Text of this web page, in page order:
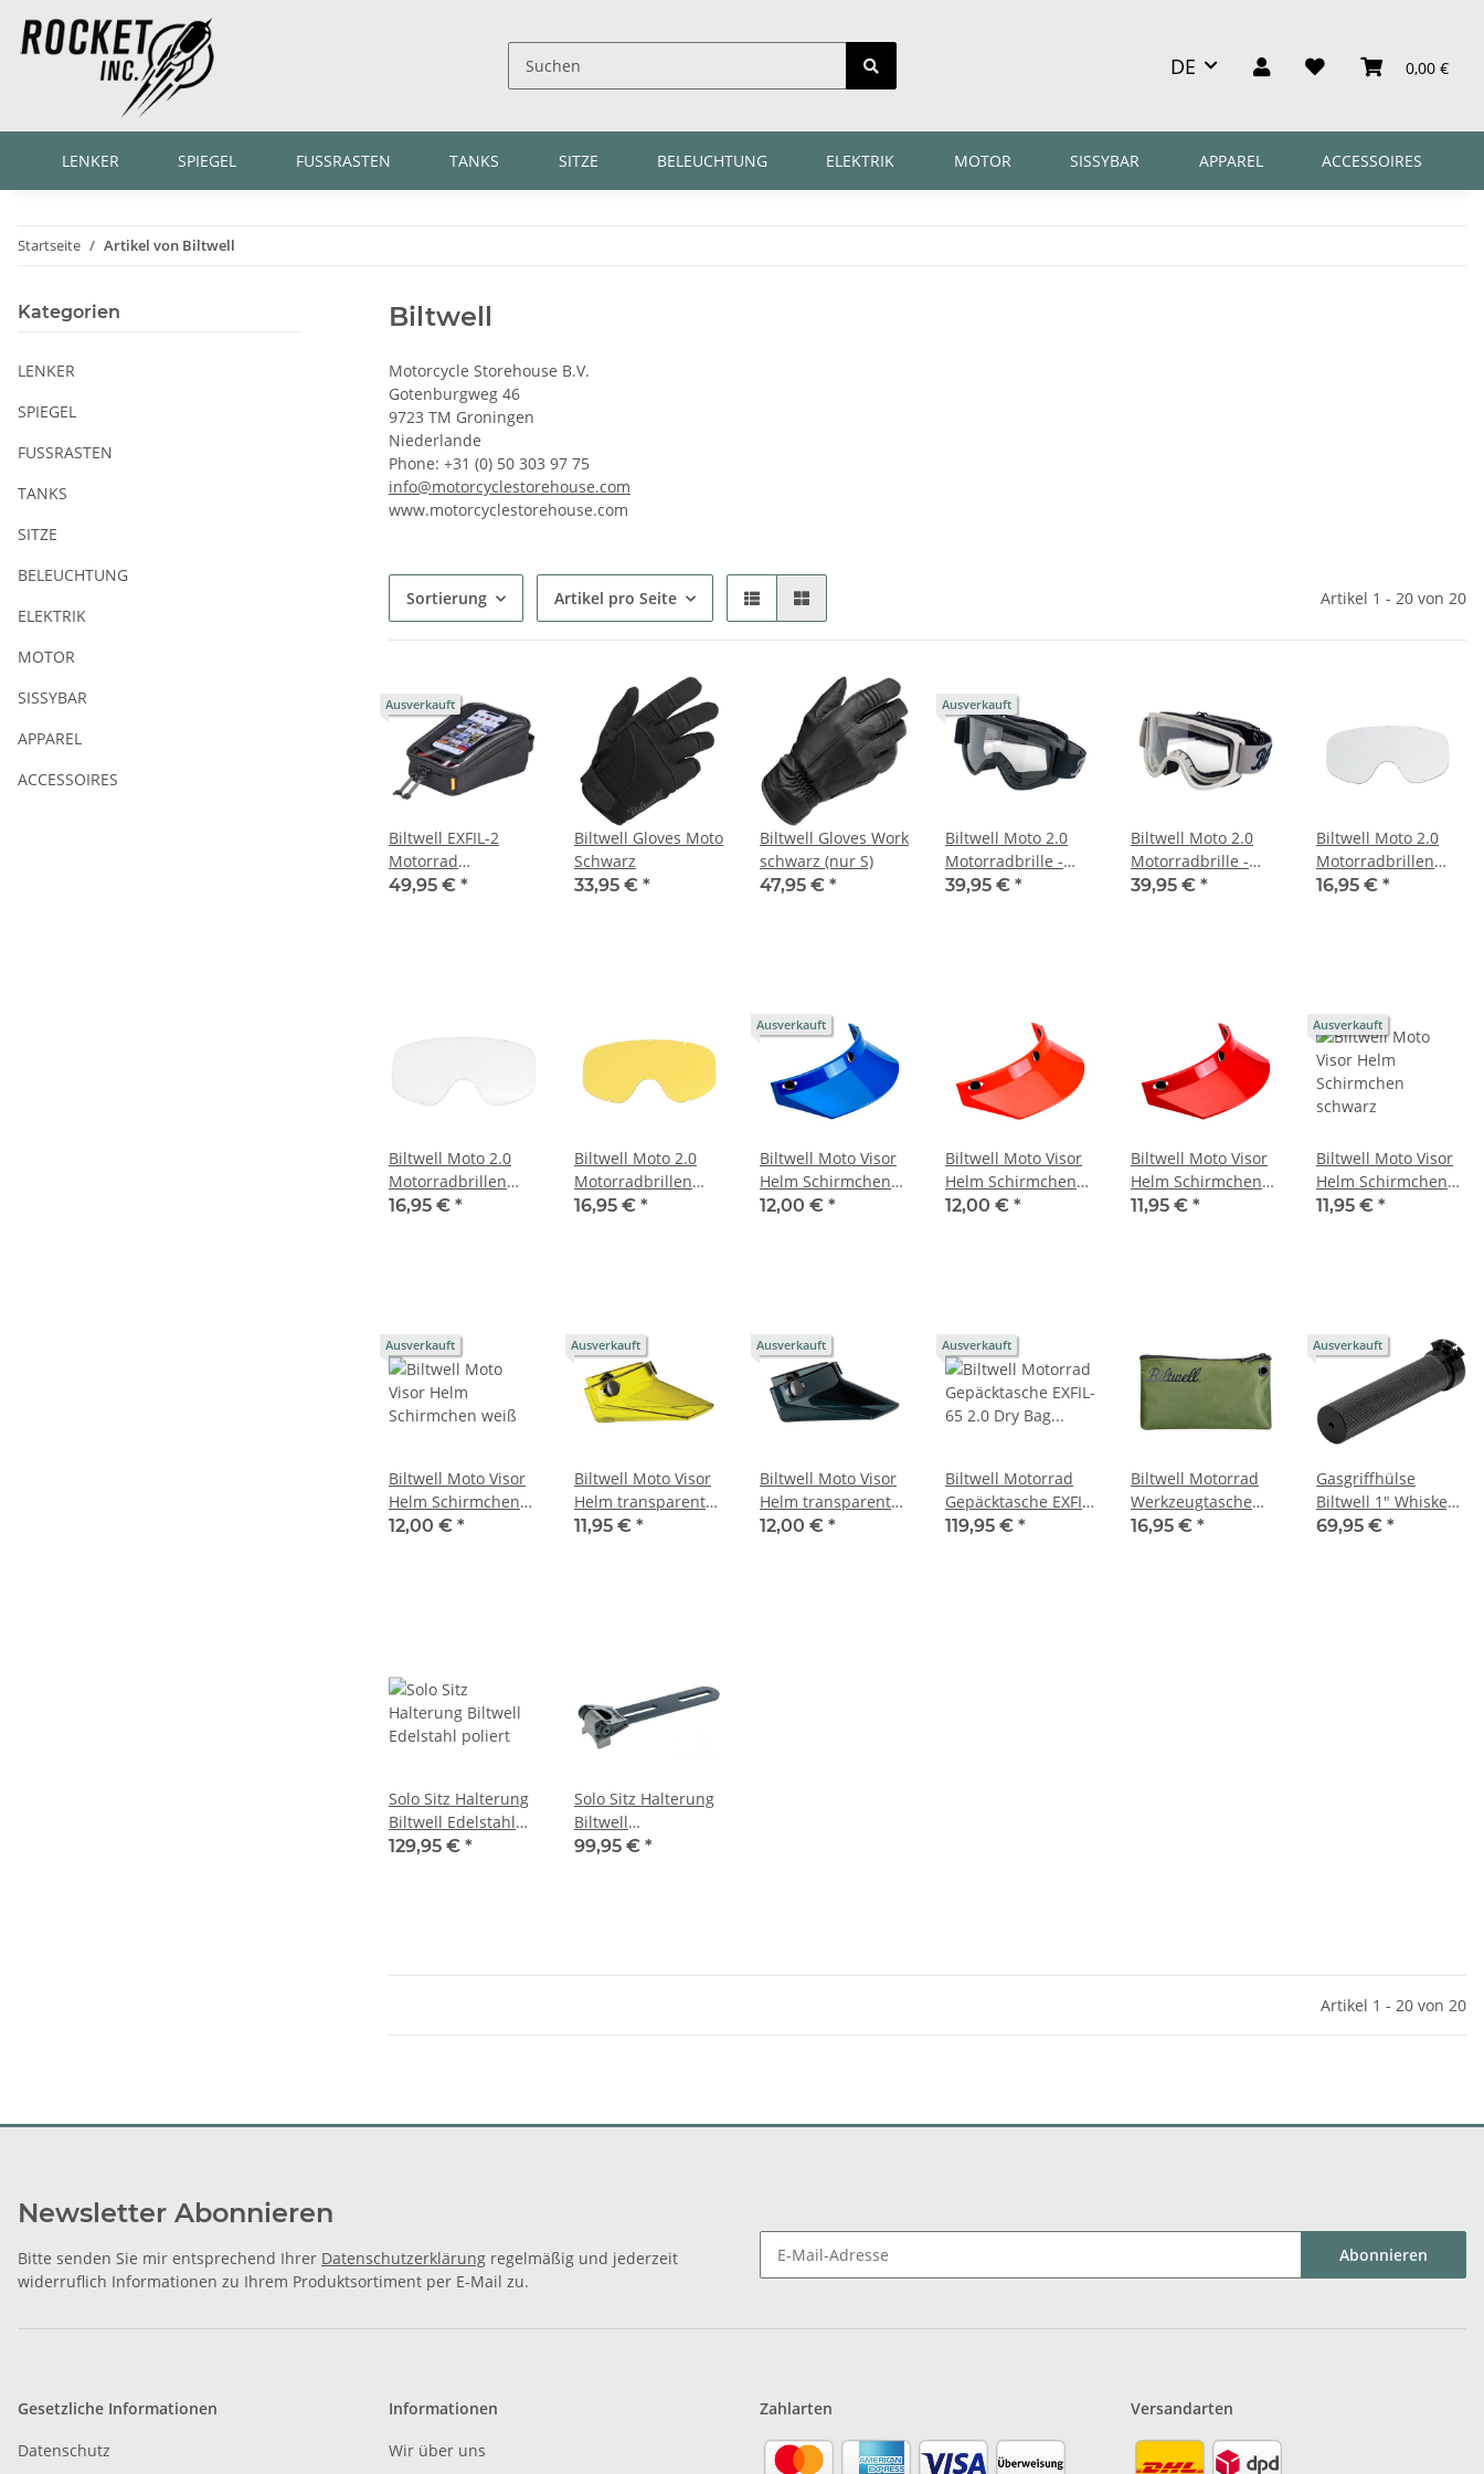
DE 0,00 €
LENKER SPIEGEL FUSSRASTEN TANKS SITZE BELEUCHTUNG ELEKTRIK MOTOR SISSYBAR APPAREL ACCESSOIRES
Startseite Artikel von Biltwell
Biltwell
Motorcycle Storehouse B.V.
Gotenburgweg 46
9723 TM Groningen
Niederlande
Phone: +31 (0) 50 303 97 75
info@motorcyclestorehouse.com
www.motorcyclestorehouse.com
Sortierung Artikel pro Seite Artikel 1 - 20 von 20
Ausverkauft
Biltwell EXFIL-2
Motorrad
Tanktasche schwarz
49,95 € *
Biltwell Gloves Moto
Schwarz
33,95 € *
Biltwell Gloves Work
schwarz (nur S)
47,95 € *
Ausverkauft
Biltwell Moto 2.0
Motorradbrille -
Script Black
39,95 € *
Biltwell Moto 2.0
Motorradbrille -
Script Titanium
39,95 € *
Biltwell Moto 2.0
Motorradbrillen
Einsatz - Chrom
16,95 € *
Biltwell Moto 2.0
Motorradbrillen
Einsatz - clear
16,95 € *
Biltwell Moto 2.0
Motorradbrillen
Einsatz - gelb
16,95 € *
Ausverkauft
Biltwell Moto Visor
Helm Schirmchen
blau
12,00 € *
Biltwell Moto Visor
Helm Schirmchen
orange
12,00 € *
Biltwell Moto Visor
Helm Schirmchen
rot
11,95 € *
Ausverkauft
Biltwell Moto Visor
Helm Schirmchen
schwarz
11,95 € *
Ausverkauft
Biltwell Moto Visor
Helm Schirmchen
weiß
12,00 € *
Ausverkauft
Biltwell Moto Visor
Helm transparent
gelb Schirmchen
11,95 € *
Ausverkauft
Biltwell Moto Visor
Helm transparent
smoke Schirmchen
12,00 € *
Ausverkauft
Biltwell Motorrad
Gepäcktasche EXFIL-
65 2.0 Dry Bag
119,95 € *
Biltwell Motorrad
Werkzeugtasche
Stash Pouch grün
16,95 € *
Ausverkauft
Gasgriffhülse
Biltwell 1" Whiskey -
schwarz
69,95 € *
Solo Sitz Halterung
Biltwell Edelstahl
poliert
129,95 € *
Solo Sitz Halterung
Biltwell
MachoNegro
99,95 € *
Artikel 1 - 20 von 20
Kategorien
LENKER
SPIEGEL
FUSSRASTEN
TANKS
SITZE
BELEUCHTUNG
ELEKTRIK
MOTOR
SISSYBAR
APPAREL
ACCESSOIRES
Newsletter Abonnieren
Bitte senden Sie mir entsprechend Ihrer Datenschutzerklärung regelmäßig und jederzeit
widerruflich Informationen zu Ihrem Produktsortiment per E-Mail zu.
Abonnieren
Gesetzliche Informationen
Datenschutz
Informationen
Wir über uns
Zahlarten Versandarten